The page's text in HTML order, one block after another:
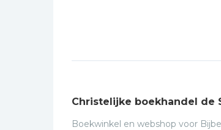
Christelijke boekhandel de
Boekwinkel en webshop voor